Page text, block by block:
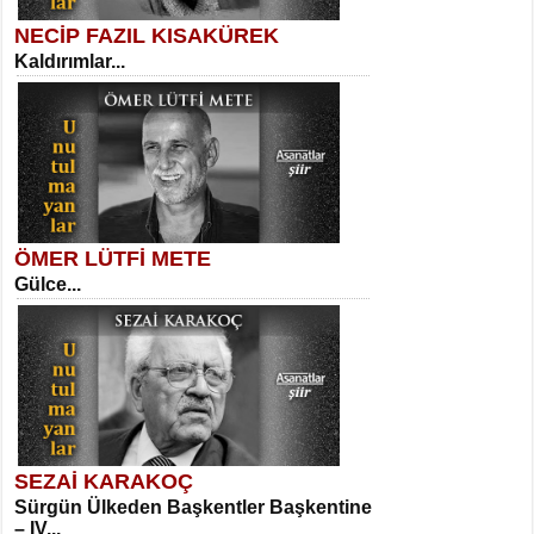
SELAHATTİN YILDIZ
İnsanın Zindanı...
MEHMET TAŞTAN
Vagon’da Bir Şairle...
SITKI CANEY
Meral Yağmur
Eski Bir Şiir...
Kadir Ünal
Ayağıma Dolanan Yokuş...
NECİP FAZIL KISAKÜREK
Kaldırımlar...
ÖMER LÜTFİ METE
Gülce...
SEZAİ KARAKOÇ
Sürgün Ülkeden Başkentler Başkentine
– IV...